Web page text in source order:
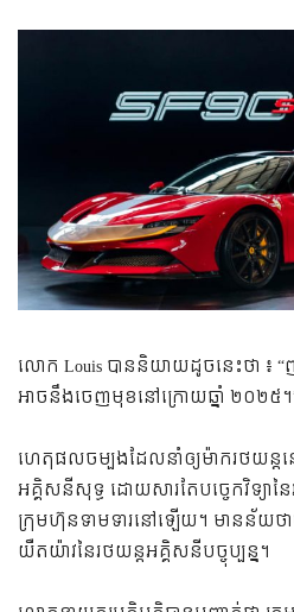
លោក Louis បាន​និយាយ​ដូច​នេះ​ថា ៖ “
អាច​នឹង​ចេញ​មុខ​នៅ​ក្រោយ​ឆ្នាំ ២០២៥។
ហេតុផល​ចម្បង​ដែល​នាំ​ឲ្យ​ម៉ាក​រថយន្ត​
អគ្គិសនី​សុទ្ធ ដោយ​សារ​តែ​បច្ចេកវិទ្
ក្រុមហ៊ុន​ទាមទារ​នៅ​ឡើយ។ មាន​ន័យ​ថា​
យឺត​យ៉ាវ​នៃ​រថយន្ត​អគ្គិសនី​បច្ចុប្បន្ន។